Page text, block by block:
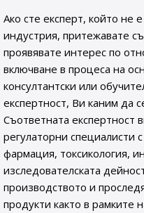
Ако сте експерт, който не
индустрия, притежавате
проявявате интерес по
включване в процеса на
консултантски или
експертност, Ви каним да
Съответната експертност
регулаторни специалисти
фармация, токсикология,
изследователската
производството и
продукти както в рамките